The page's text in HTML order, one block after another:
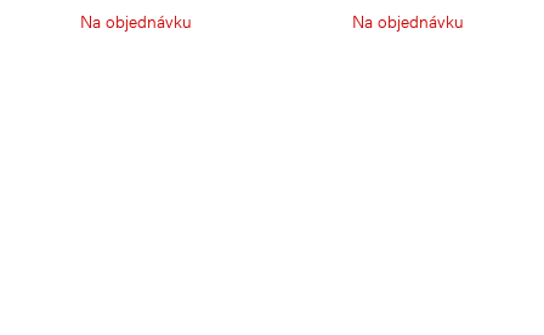
Na objednávku Na objednávku